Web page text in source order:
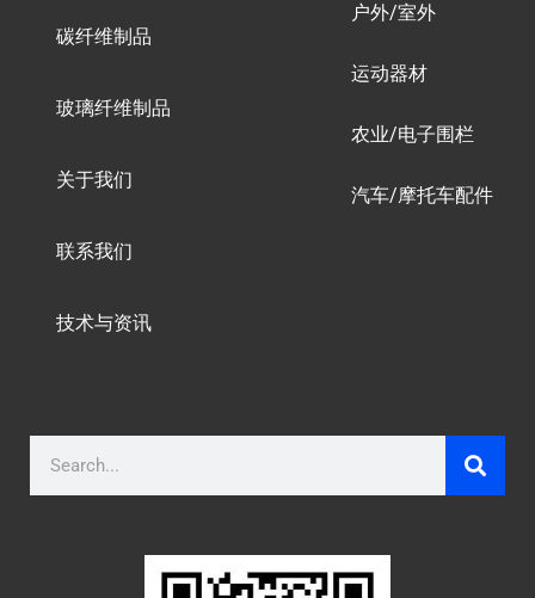
碳纤维制品
玻璃纤维制品
关于我们
联系我们
技术与资讯
户外/室外
运动器材
农业/电子围栏
汽车/摩托车配件